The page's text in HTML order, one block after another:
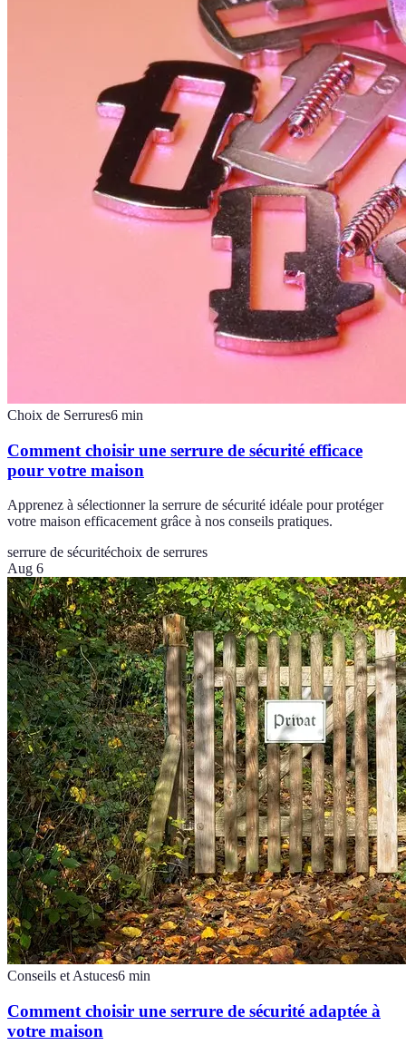
Choix de Serrures6 min
Comment choisir une serrure de sécurité efficace
pour votre maison
Apprenez à sélectionner la serrure de sécurité idéale pour protéger
votre maison efficacement grâce à nos conseils pratiques.
serrure de sécuritéchoix de serrures
Aug 6
Conseils et Astuces6 min
Comment choisir une serrure de sécurité adaptée à
votre maison